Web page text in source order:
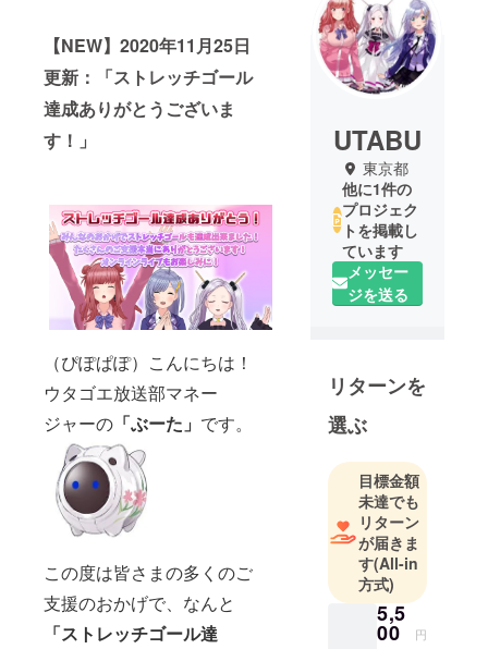
【NEW】2020年11月25日
更新：「ストレッチゴール
達成ありがとうございま
す！」
（ぴぽぱぽ）こんにちは！
ウタゴエ放送部マネー
ジャーの 「ぶーた」 です。
この度は皆さまの多くのご
支援のおかげで、なんと
「ストレッチゴール達
UTABU
東京都
他に1件の
プロジェク
トを掲載し
ています
メッセー
ジを送る
リターンを
選ぶ
目標金額
未達でも
リターン
が届きま
す(All-in
方式)
5,5
00 円